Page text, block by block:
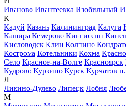
Иваново Ивантеевка Изобильный
К
Кадуй Казань Калининград Калуга
Кашира Кемерово Кингисепп
Кисловодск Клин Колпино
Кострома Котельники Кохма
Село Красное-на-Волге Красноярск
Кудрово Куркино Курск Курчатов
Л
Ликино-Дулево Липецк Лобня
М